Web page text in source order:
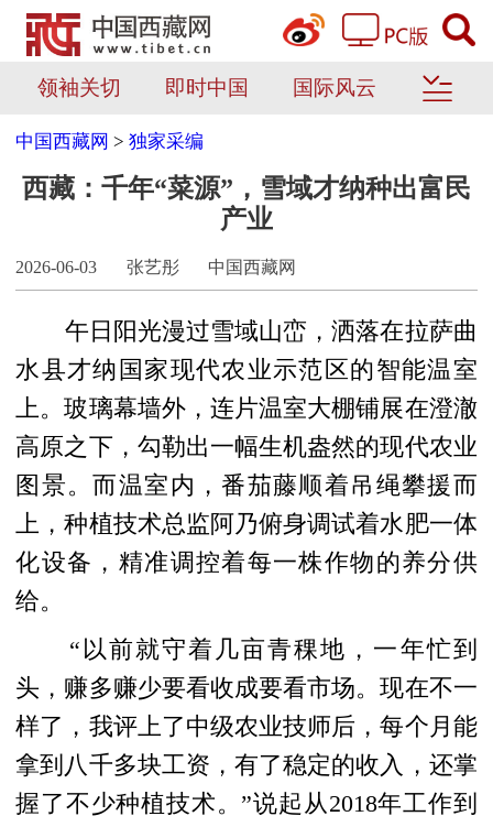
领袖关切 即时中国 国际风云
中国西藏网 >独家采编
西藏：千年“菜源”，雪域才纳种出富民
产业
2026-06-03 张艺彤 中国西藏网
午日阳光漫过雪域山峦，洒落在拉萨曲
水县才纳国家现代农业示范区的智能温室
上。玻璃幕墙外，连片温室大棚铺展在澄澈
高原之下，勾勒出一幅生机盎然的现代农业
图景。而温室内，番茄藤顺着吊绳攀援而
上，种植技术总监阿乃俯身调试着水肥一体
化设备，精准调控着每一株作物的养分供
给。
“以前就守着几亩青稞地，一年忙到
头，赚多赚少要看收成要看市场。现在不一
样了，我评上了中级农业技师后，每个月能
拿到八千多块工资，有了稳定的收入，还掌
握了不少种植技术。”说起从2018年工作到